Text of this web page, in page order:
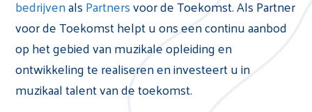
bedrijvenalsPartnersvoor de Toekomst. Als Partner
voor de Toekomst helpt u ons een continu aanbod
op het gebied van muzikale opleiding en
ontwikkeling te realiseren en investeert u in
muzikaal talent van de toekomst.